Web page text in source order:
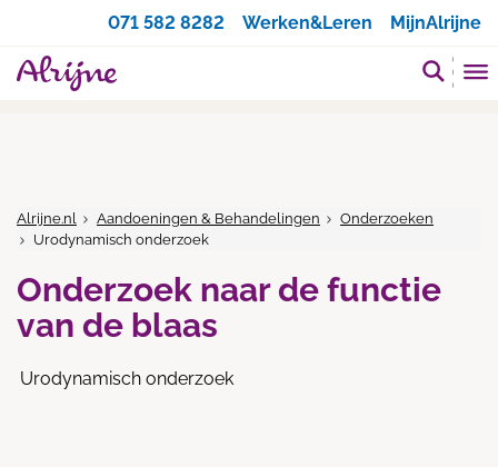
071 582 8282
Werken&Leren MijnAlrijne
Alrijne.nl Aandoeningen & Behandelingen
Onderzoeken
Urodynamisch onderzoek
Onderzoek naar de functie
van de blaas
Urodynamisch onderzoek